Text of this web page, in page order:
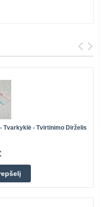
Tvarkyklė - Tvirtinimo Dirželis